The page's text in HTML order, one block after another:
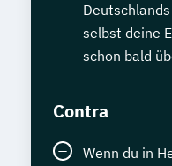
selbst deine
schon bald
Contra
Wenn du in